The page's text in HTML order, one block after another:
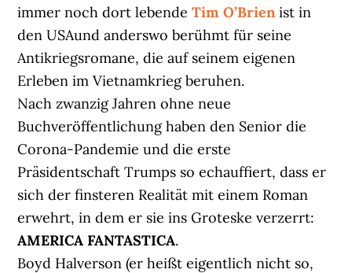
immer noch dort lebendeTim O’Brien ist in
den USAund anderswo berühmt für seine
Antikriegsromane, die auf seinem eigenen
Erleben im Vietnamkrieg beruhen.
Nach zwanzig Jahren ohne neue
Buchveröffentlichung haben den Senior die
Corona-Pandemie und die erste
Präsidentschaft Trumps so echauffiert, dass er
sich der finsteren Realität mit einem Roman
erwehrt, in dem er sie ins Groteske verzerrt:
AMERICA FANTASTICA.
Boyd Halverson (er heißt eigentlich nicht so,